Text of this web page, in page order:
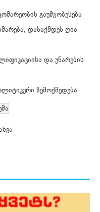
გაუმჯობესება
დასაქმდეს ღია
და უნარების
ზემოქმედება